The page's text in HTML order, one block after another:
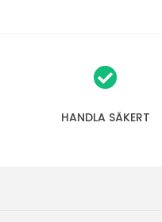
HANDLA SÄKERT